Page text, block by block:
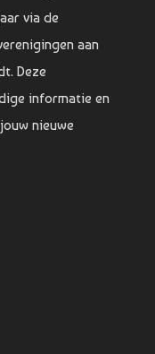
via de
aan
Deze
informatie en
nieuwe